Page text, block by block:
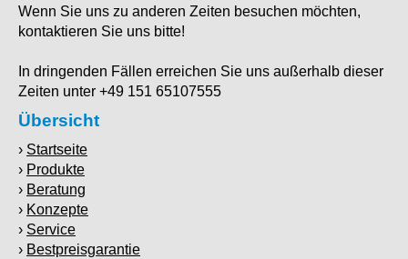
Wenn Sie uns zu anderen Zeiten besuchen möchten,
kontaktieren Sie uns bitte!
In dringenden Fällen erreichen Sie uns außerhalb dieser
Zeiten unter +49 151 65107555
Übersicht
Startseite
Produkte
Beratung
Konzepte
Service
Bestpreisgarantie